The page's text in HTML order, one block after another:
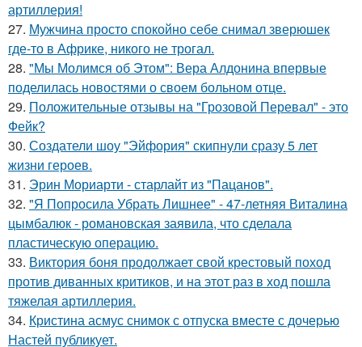
артиллерия!
27. Мужчина просто спокойно себе снимал зверюшек
где-то в Африке, никого не трогал.
28. "Мы Молимся об Этом": Вера Алдонина впервые
поделилась новостями о своем больном отце.
29. Положительные отзывы на "Грозовой Перевал" - это
Фейк?
30. Создатели шоу "Эйфория" скипнули сразу 5 лет
жизни героев.
31. Эрин Мориарти - старлайт из "Пацанов".
32. "Я Попросила Убрать Лишнее" - 47-летняя Виталина
цымбалюк - романовская заявила, что сделала
пластическую операцию.
33. Виктория боня продолжает свой крестовый поход
против диванных критиков, и на этот раз в ход пошла
тяжелая артиллерия.
34. Кристина асмус снимок с отпуска вместе с дочерью
Настей публикует.